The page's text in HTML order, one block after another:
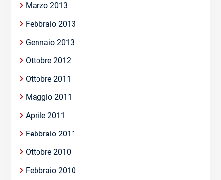
Marzo 2013
Febbraio 2013
Gennaio 2013
Ottobre 2012
Ottobre 2011
Maggio 2011
Aprile 2011
Febbraio 2011
Ottobre 2010
Febbraio 2010